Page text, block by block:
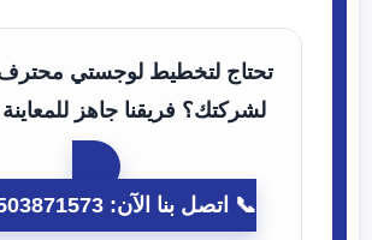
تحتاج لتخطيط لوجستي محترف
لشركتك؟ فريقنا جاهز للمعاينة
📞 اتصل بنا الآن: 0503871573